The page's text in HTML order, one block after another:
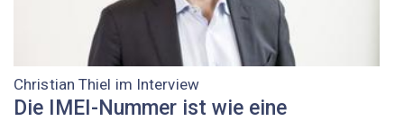
Christian Thiel im Interview
Die IMEI-Nummer ist wie eine